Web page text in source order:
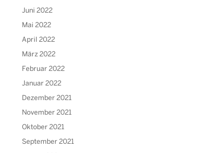
Juni 2022
Mai 2022
April 2022
März 2022
Februar 2022
Januar 2022
Dezember 2021
November 2021
Oktober 2021
September 2021